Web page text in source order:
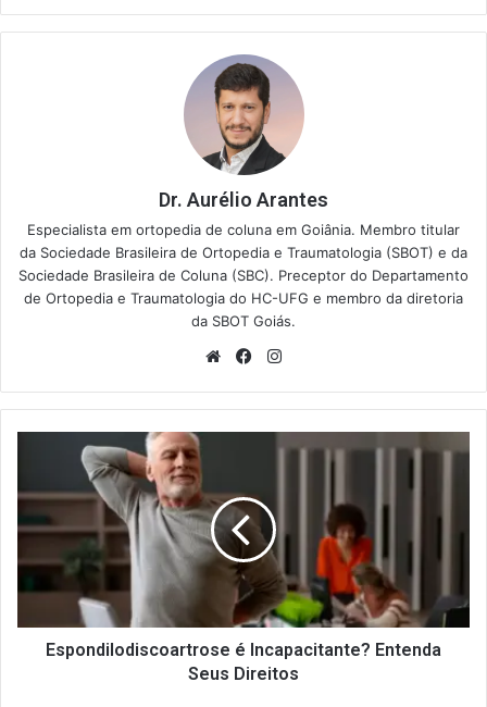
Dr. Aurélio Arantes
Especialista em ortopedia de coluna em Goiânia. Membro titular
da Sociedade Brasileira de Ortopedia e Traumatologia (SBOT) e da
Sociedade Brasileira de Coluna (SBC). Preceptor do Departamento
de Ortopedia e Traumatologia do HC-UFG e membro da diretoria
da SBOT Goiás.
WebsiteFacebook
Espondilodiscoartrose
Incapacitante?
Seus
Espondilodiscoartrose é Incapacitante? Entenda
Seus Direitos